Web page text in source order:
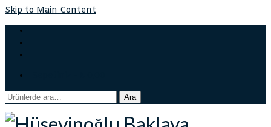
Skip to Main Content
Ara:
Ara